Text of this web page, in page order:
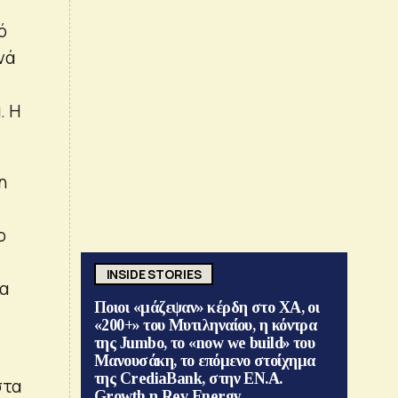
Η
INSIDE STORIES
Ποιοι «μάζεψαν» κέρδη στο ΧΑ, οι
«200+» του Μυτιληναίου, η κόντρα
της Jumbo, το «now we build» του
Μανουσάκη, το επόμενο στοίχημα
της CrediaBank, στην ΕΝ.Α.